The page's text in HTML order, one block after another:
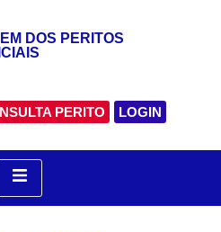
DOS PERITOS
PERITO LOGIN